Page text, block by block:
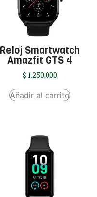
Reloj Smartwatch
Amazfit GTS 4
$ 1.250.000
Añadir al carrito